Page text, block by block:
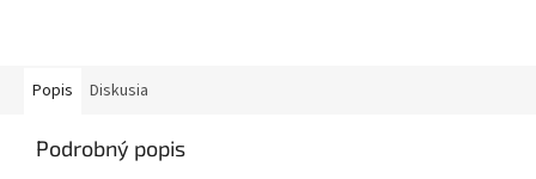
Popis Diskusia
Podrobný popis